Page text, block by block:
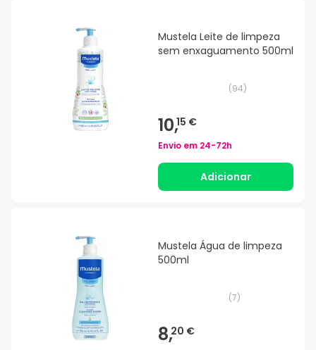
Mustela Leite de limpeza
sem enxaguamento 500ml
(94)
10,15 €
Envio em 24-72h
Adicionar
Mustela Água de limpeza
500ml
(7)
8,20 €